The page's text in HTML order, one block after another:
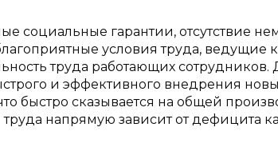
социальные гарантии, отсутствие
условия труда, ведущие
труда работающих
и эффективного внедрения
быстро сказывается на общей
напрямую зависит от дефицита